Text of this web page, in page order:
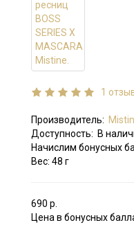
1
Производитель:
Доступность: В
Начислим бонусных
Вес: 48 г
690 р.
Цена в бонусных